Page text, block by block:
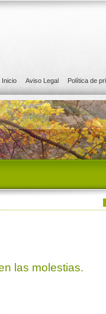
Inicio Aviso Legal Política de
las molestias.